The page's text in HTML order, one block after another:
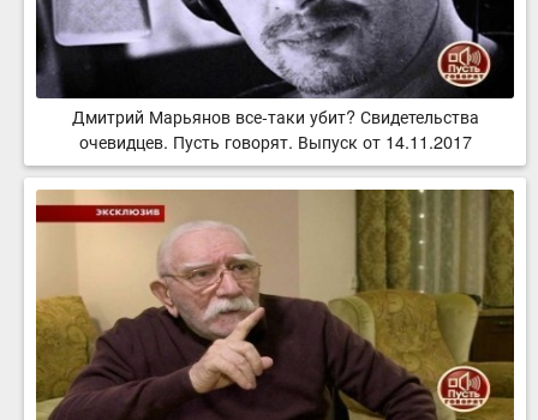
Дмитрий Марьянов все-таки убит? Свидетельства
очевидцев. Пусть говорят. Выпуск от 14.11.2017